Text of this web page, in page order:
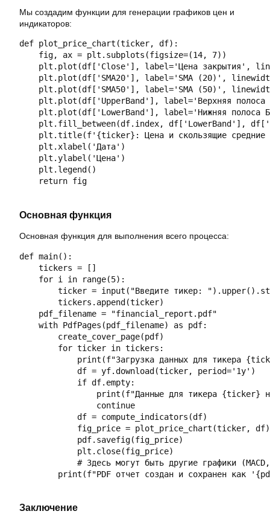
Мы создадим функции для генерации графиков цен и
индикаторов:
def plot_price_chart(ticker, df):
    fig, ax = plt.subplots(figsize=(14, 7))
plt.plot(df['Close'], label='Цена закрытия',
plt.plot(df['SMA20'], label='SMA (20)',
plt.plot(df['SMA50'], label='SMA (50)',
plt.plot(df['UpperBand'], label='Верхняя
plt.plot(df['LowerBand'], label='Нижняя полоса
plt.fill_between(df.index, df['LowerBand'],
plt.title(f'{ticker}: Цена и скользящие средние
    plt.xlabel('Дата')
    plt.ylabel('Цена')
    plt.legend()
    return fig
Основная функция
Основная функция для выполнения всего процесса:
def main():
    tickers = []
    for i in range(5):
ticker = input("Введите тикер:
        tickers.append(ticker)
    pdf_filename = "financial_report.pdf"
    with PdfPages(pdf_filename) as pdf:
        create_cover_page(pdf)
        for ticker in tickers:
print(f"Загрузка данных для тикера
            df = yf.download(ticker, period='1y')
            if df.empty:
print(f"Данные для тикера {ticker}
                continue
            df = compute_indicators(df)
            fig_price = plot_price_chart(ticker, df)
            pdf.savefig(fig_price)
            plt.close(fig_price)
# Здесь могут быть другие графики
print(f"PDF отчет создан и сохранен как
Заключение